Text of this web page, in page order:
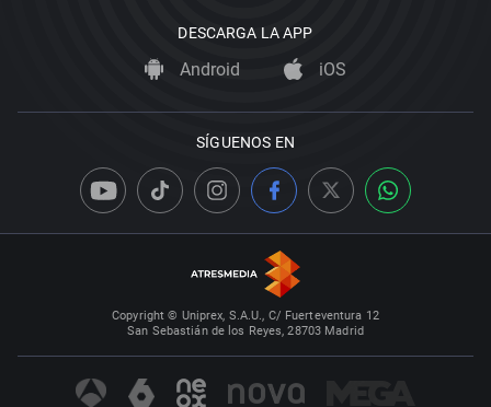
DESCARGA LA APP
Android iOS
SÍGUENOS EN
Copyright © Uniprex, S.A.U., C/ Fuerteventura 12
San Sebastián de los Reyes, 28703 Madrid